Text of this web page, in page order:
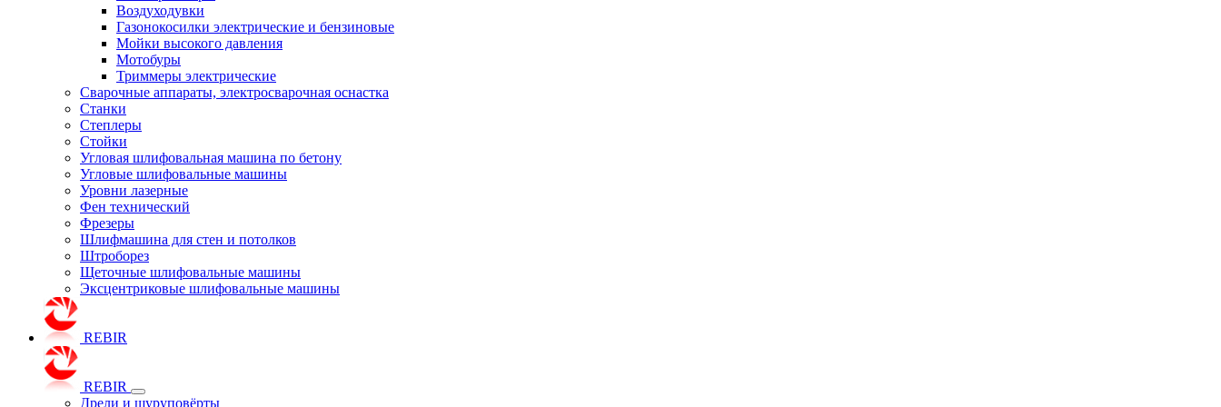
Воздуходувки
Газонокосилки электрические и бензиновые
Мойки высокого давления
Мотобуры
Триммеры электрические
Сварочные аппараты, электросварочная оснастка
Станки
Степлеры
Стойки
Угловая шлифовальная машина по бетону
Угловые шлифовальные машины
Уровни лазерные
Фен технический
Фрезеры
Шлифмашина для стен и потолков
Штроборез
Щеточные шлифовальные машины
Эксцентриковые шлифовальные машины
REBIR
REBIR
Дрели и шуруповёрты